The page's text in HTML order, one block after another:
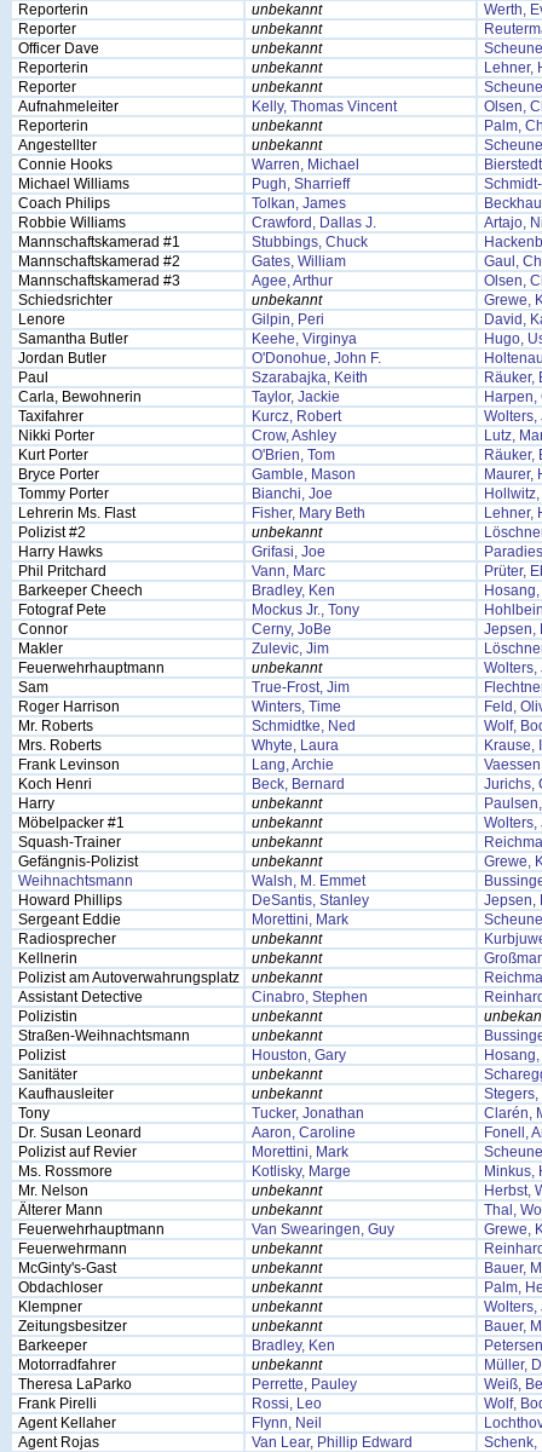
Reporterin
unbekannt
Werth,
Reporter
unbekannt
Officer Dave
unbekannt
Reporterin
unbekannt
Lehner,
Reporter
unbekannt
Aufnahmeleiter
Kelly, Thomas Vincent
Olsen,
Reporterin
unbekannt
Palm,
Angestellter
unbekannt
Connie Hooks
Warren, Michael
Michael Williams
Pugh, Sharrieff
Coach Philips
Tolkan, James
Robbie Williams
Crawford, Dallas J.
Artajo,
Mannschaftskamerad #1
Stubbings, Chuck
Mannschaftskamerad #2
Gates, William
Gaul,
Mannschaftskamerad #3
Agee, Arthur
Olsen,
Schiedsrichter
unbekannt
Grewe,
Lenore
Gilpin, Peri
David,
Samantha Butler
Keehe, Virginya
Hugo,
Jordan Butler
O'Donohue, John F.
Paul
Szarabajka, Keith
Räuker,
Carla, Bewohnerin
Taylor, Jackie
Harpen,
Taxifahrer
Kurcz, Robert
Wolters,
Nikki Porter
Crow, Ashley
Lutz,
Kurt Porter
O'Brien, Tom
Räuker,
Bryce Porter
Gamble, Mason
Maurer,
Tommy Porter
Bianchi, Joe
Lehrerin Ms. Flast
Fisher, Mary Beth
Lehner,
Polizist #2
unbekannt
Harry Hawks
Grifasi, Joe
Phil Pritchard
Vann, Marc
Prüter,
Barkeeper Cheech
Bradley, Ken
Fotograf Pete
Mockus Jr., Tony
Connor
Cerny, JoBe
Jepsen,
Makler
Zulevic, Jim
Feuerwehrhauptmann
unbekannt
Wolters,
Sam
True-Frost, Jim
Roger Harrison
Winters, Time
Feld,
Mr. Roberts
Schmidtke, Ned
Wolf,
Mrs. Roberts
Whyte, Laura
Krause,
Frank Levinson
Lang, Archie
Koch Henri
Beck, Bernard
Jurichs,
Harry
unbekannt
Möbelpacker #1
unbekannt
Wolters,
Squash-Trainer
unbekannt
Gefängnis-Polizist
unbekannt
Grewe,
Weihnachtsmann
Walsh, M. Emmet
Howard Phillips
DeSantis, Stanley
Jepsen,
Sergeant Eddie
Morettini, Mark
Radiosprecher
unbekannt
Kellnerin
unbekannt
Polizist am Autoverwahrungsplatz
unbekannt
Assistant Detective
Cinabro, Stephen
Polizistin
unbekannt
Straßen-Weihnachtsmann
unbekannt
Polizist
Houston, Gary
Sanitäter
unbekannt
Kaufhausleiter
unbekannt
Stegers,
Tony
Tucker, Jonathan
Clarén,
Dr. Susan Leonard
Aaron, Caroline
Fonell,
Polizist auf Revier
Morettini, Mark
Ms. Rossmore
Kotlisky, Marge
Minkus,
Mr. Nelson
unbekannt
Herbst,
Älterer Mann
unbekannt
Thal,
Feuerwehrhauptmann
Van Swearingen, Guy
Grewe,
Feuerwehrmann
unbekannt
McGinty's-Gast
unbekannt
Bauer,
Obdachloser
unbekannt
Palm,
Klempner
unbekannt
Wolters,
Zeitungsbesitzer
unbekannt
Bauer,
Barkeeper
Bradley, Ken
Motorradfahrer
unbekannt
Müller,
Theresa LaParko
Perrette, Pauley
Weiß,
Frank Pirelli
Rossi, Leo
Wolf,
Agent Kellaher
Flynn, Neil
Agent Rojas
Van Lear, Phillip Edward
Schenk,